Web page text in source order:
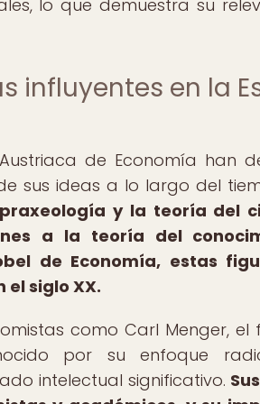
lo que demuestra su
influyentes en la
de Economía han
sus ideas a lo largo del
y la teoría del
a la teoría del
de Economía, estas
siglo XX.
como Carl Menger,
por su enfoque
intelectual significativo.